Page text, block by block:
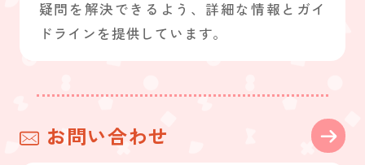
疑問を解決できるよう、詳細な情報とガイ
ドラインを提供しています。
お問い合わせ